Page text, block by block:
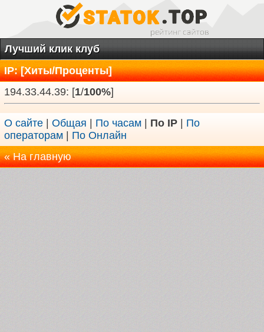
Лучший клик клуб
IP: [Хиты/Проценты]
194.33.44.39: [1/100%]
О сайте Общая По часам По IP
По
операторам
По Онлайн
« На главную